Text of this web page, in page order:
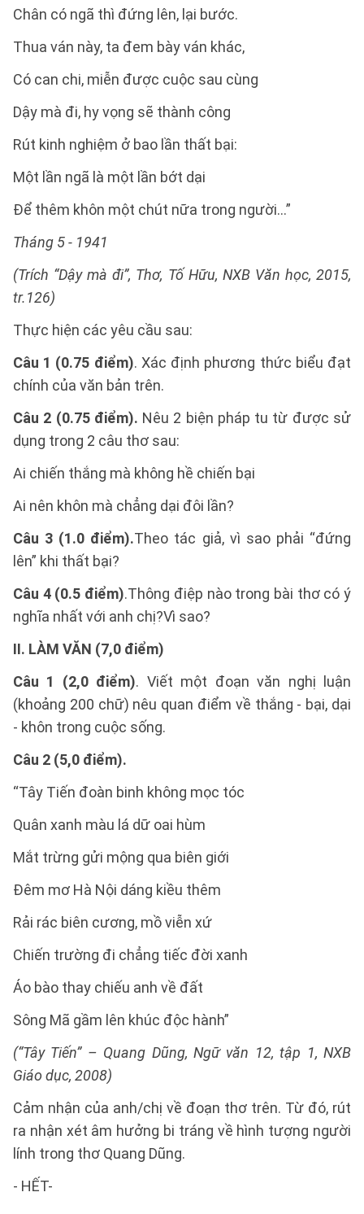
Chân có ngã thì đứng lên, lại bước.
Thua ván này, ta đem bày ván khác,
Có can chi, miễn được cuộc sau cùng
Dậy mà đi, hy vọng sẽ thành công
Rút kinh nghiệm ở bao lần thất bại:
Một lần ngã là một lần bớt dại
Để thêm khôn một chút nữa trong người…”
Tháng 5 - 1941
(Trích “Dậy mà đi”, Thơ, Tố Hữu, NXB Văn học, 2015,
tr.126)
Thực hiện các yêu cầu sau:
Câu 1 (0.75 điểm). Xác định phương thức biểu đạt
chính của văn bản trên.
Câu 2 (0.75 điểm). Nêu 2 biện pháp tu từ được sử
dụng trong 2 câu thơ sau:
Ai chiến thắng mà không hề chiến bại
Ai nên khôn mà chẳng dại đôi lần?
Câu 3 (1.0 điểm).Theo tác giả, vì sao phải “đứng
lên” khi thất bại?
Câu 4 (0.5 điểm).Thông điệp nào trong bài thơ có ý
nghĩa nhất với anh chị?Vì sao?
II. LÀM VĂN (7,0 điểm)
Câu 1 (2,0 điểm). Viết một đoạn văn nghị luận
(khoảng 200 chữ) nêu quan điểm về thắng - bại, dại
- khôn trong cuộc sống.
Câu 2 (5,0 điểm).
“Tây Tiến đoàn binh không mọc tóc
Quân xanh màu lá dữ oai hùm
Mắt trừng gửi mộng qua biên giới
Đêm mơ Hà Nội dáng kiều thêm
Rải rác biên cương, mồ viễn xứ
Chiến trường đi chẳng tiếc đời xanh
Áo bào thay chiếu anh về đất
Sông Mã gầm lên khúc độc hành”
(“Tây Tiến” – Quang Dũng, Ngữ văn 12, tập 1, NXB
Giáo dục, 2008)
Cảm nhận của anh/chị về đoạn thơ trên. Từ đó, rút
ra nhận xét âm hưởng bi tráng về hình tượng người
lính trong thơ Quang Dũng.
- HẾT-